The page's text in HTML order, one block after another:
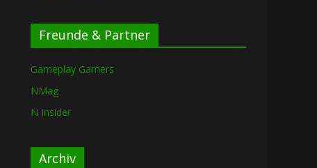
Freunde & Partner
Gameplay Gamers
NMag
N Insider
Archiv